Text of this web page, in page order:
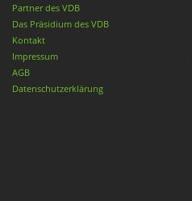
Partner des VDB
Das Präsidium des VDB
Kontakt
Impressum
AGB
Datenschutzerklärung